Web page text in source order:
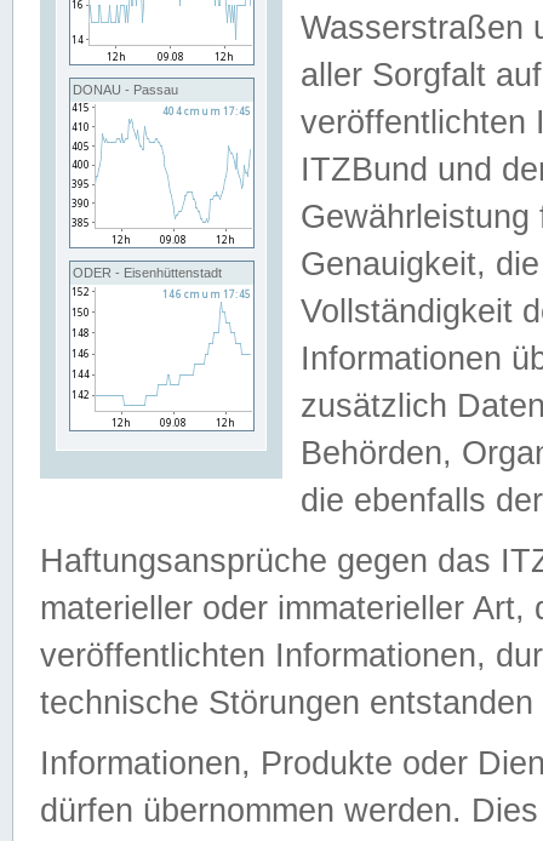
DONAU - Passau
ODER - Eisenhüttenstadt
Wasserstraßen
aller Sorgfalt
veröffentlichten
ITZBund und
Genauigkeit,
Vollständigkeit
Informationen
zusätzlich
Behörden,
die ebenfalls
Haftungsansprüche gegen das
materieller oder immaterieller
veröffentlichten Informationen,
technische Störungen
Informationen, Produkte oder
dürfen übernommen werden.